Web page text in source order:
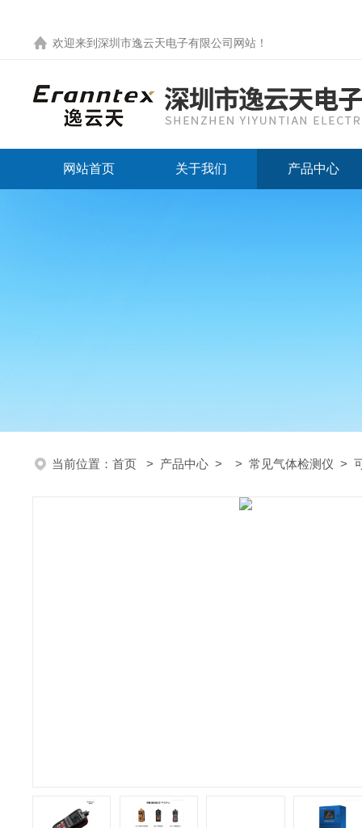
欢迎来到 深圳市逸云天电子有限公司网站 ！
网站首页 关于我们 产品中心
当前位置： 首页 > 产品中心 > > 常见气体检测仪 >